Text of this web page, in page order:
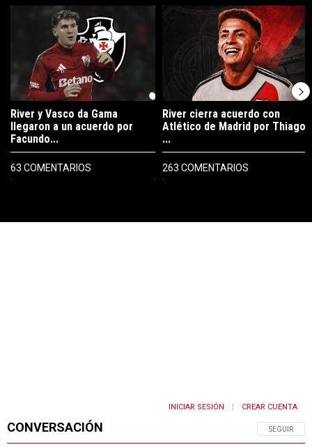
Un artículo de tendencia con el título "River y Vasco da Gama
River y Vasco da Gama
llegaron a un acuerdo por
Facundo...
63 COMENTARIOS
Un artículo de tendencia con el
River cierra acuerdo con
Atlético de Madrid por Thiago
...
263 COMENTARIOS
CONVERSACIÓN SIGA ESTA
SEGUIR
INICIAR SESIÓN CREAR CUENTA